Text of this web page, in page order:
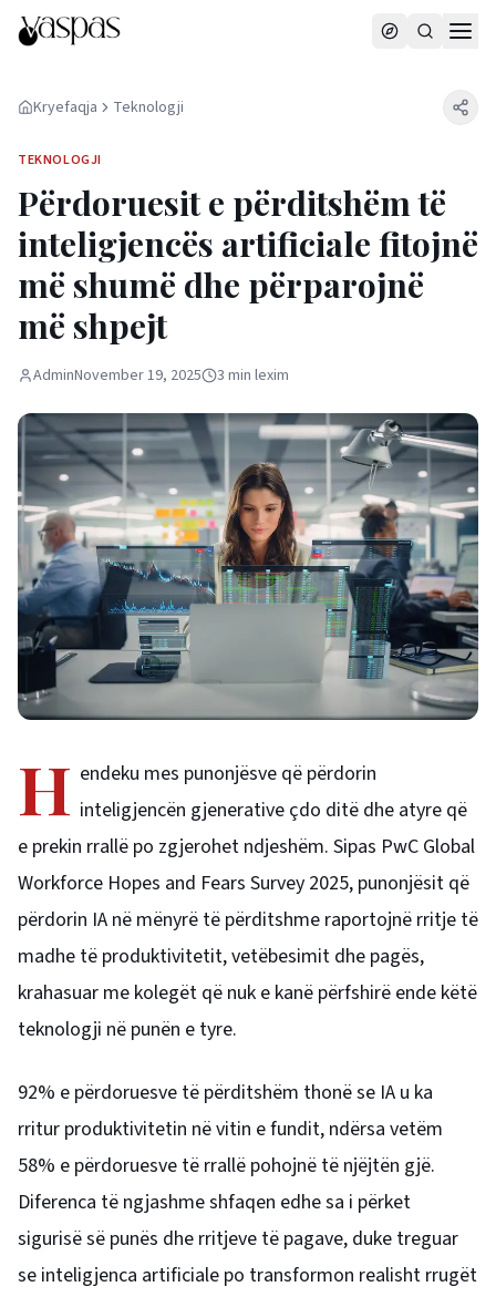
Kryefaqja Teknologji
TEKNOLOGJI
Përdoruesit e përditshëm të
inteligjencës artificiale fitojnë
më shumë dhe përparojnë
më shpejt
AdminNovember 19, 2025 3 min lexim
H endeku mes punonjësve që përdorin
inteligjencën gjenerative çdo ditë dhe atyre që
e prekin rrallë po zgjerohet ndjeshëm. Sipas PwC Global
Workforce Hopes and Fears Survey 2025, punonjësit që
përdorin IA në mënyrë të përditshme raportojnë rritje të
madhe të produktivitetit, vetëbesimit dhe pagës,
krahasuar me kolegët që nuk e kanë përfshirë ende këtë
teknologji në punën e tyre.
92% e përdoruesve të përditshëm thonë se IA u ka
rritur produktivitetin në vitin e fundit, ndërsa vetëm
58% e përdoruesve të rrallë pohojnë të njëjtën gjë.
Diferenca të ngjashme shfaqen edhe sa i përket
sigurisë së punës dhe rritjeve të pagave, duke treguar
se inteligjenca artificiale po transformon realisht rrugët